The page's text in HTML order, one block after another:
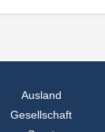
Ausland
Gesellschaft